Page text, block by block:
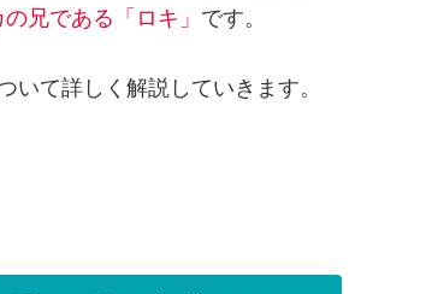
の兄である「ロキ」 です。
いて詳しく解説していきます。